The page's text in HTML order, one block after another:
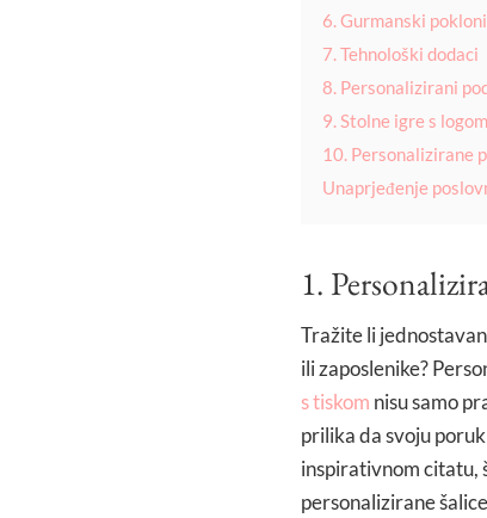
6. Gurmanski pokloni
7. Tehnološki dodaci
8. Personalizirani
9. Stolne igre s
10. Personalizirane
Unaprjeđenje
1.
Tražite li
ili zaposlenike?
s tiskom nisu samo
prilika da svoju
inspirativnom citatu,
personalizirane